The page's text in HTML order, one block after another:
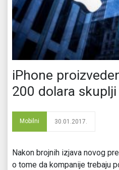
iPhone
200 dolara skuplji
Mobilni 30.01.2017.
Nakon brojnih izjava novog
o tome da kompanije trebaju